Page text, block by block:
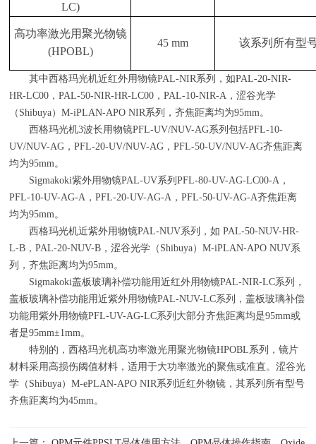
LC)
高功率激光用聚光物镜
(HPOBL)
45 mm 该系列所有型
其中西格玛光机近红外用物镜PAL-NIR系列，如PAL-20-NIR-
HR-LC00 ，PAL-50-NIR-HR-LC00 ，PAL-10-NIR-A ，涩谷光学
（ Shibuya）M-iPLAN-APO NIR系列，齐焦距离均为95mm。
西格玛光机3波长用物镜PFL-UV/NUV-AG系列包括PFL-10-
UV/NUV-AG ，PFL-20-UV/NUV-AG ，PFL-50-UV/NUV-AG齐焦距离
均为95mm。
Sigmakoki紫外用物镜PAL-UV系列PFL-80-UV-AG-LC00-A ，
PFL-10-UV-AG-A ，PFL-20-UV-AG-A ，PFL-50-UV-AG-A齐焦距离
均为95mm。
西格玛光机近紫外用物镜PAL-NUV系列，如 PAL-50-NUV-HR-
L-B ，PAL-20-NUV-B ，涩谷光学（ Shibuya）M-iPLAN-APO NUV系
列，齐焦距离均为95mm。
Sigmakoki盖板玻璃补偿功能用近红外用物镜PAL-NIR-LC系列，
盖板玻璃补偿功能用近紫外用物镜PAL-NUV-LC系列，盖板玻璃补偿
功能用紫外用物镜PFL-UV-AG-LC系列大部分齐焦距离均是95mm或
者是95mm±1mm。
特别的，西格玛光机高功率激光用聚光物镜HPOBL系列，镜片
材料采用高损伤阈值材料，适用于大功率激光的聚焦或准直。涩谷光
学（ Shibuya）M-ePLAN-APO NIR系列近红外物镜，其系列所有型号
齐焦距离均为45mm。